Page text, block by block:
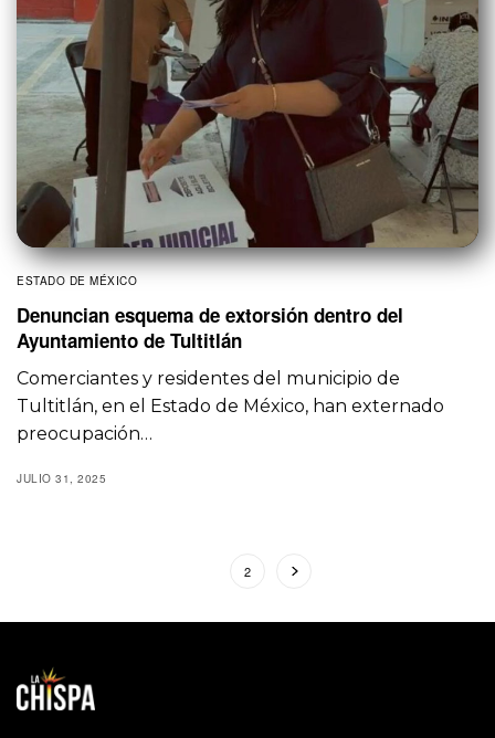
ESTADO DE MÉXICO
Denuncian esquema de extorsión dentro del
Ayuntamiento de Tultitlán
Comerciantes y residentes del municipio de
Tultitlán, en el Estado de México, han externado
preocupación…
JULIO 31, 2025
2